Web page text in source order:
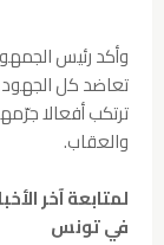
وأكد رئيس
تعاضد كل الجهود
ترتكب أفعالا
والعقاب.
لمتابعة آخر
في تونس